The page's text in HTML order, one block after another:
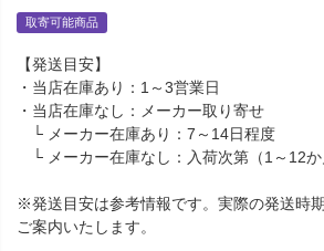
取寄可能商品
【発送目安】
・当店在庫あり：1～3営業日
・当店在庫なし：メーカー取り寄せ
└ メーカー在庫あり：7～14日程度
└ メーカー在庫なし：入荷次第（1～12か
※発送目安は参考情報です。実際の発送時
ご案内いたします。